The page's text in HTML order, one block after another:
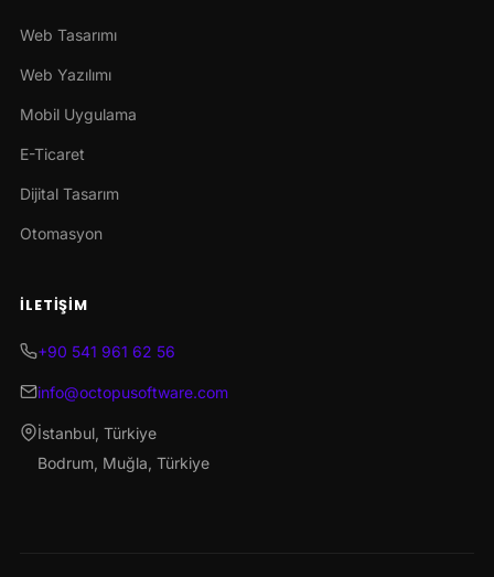
Web Tasarımı
Web Yazılımı
Mobil Uygulama
E-Ticaret
Dijital Tasarım
Otomasyon
İLETIŞIM
+90 541 961 62 56
info@octopusoftware.com
İstanbul, Türkiye
Bodrum, Muğla, Türkiye